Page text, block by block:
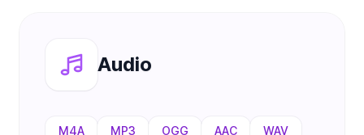
Audio
M4A MP3 OGG AAC WAV